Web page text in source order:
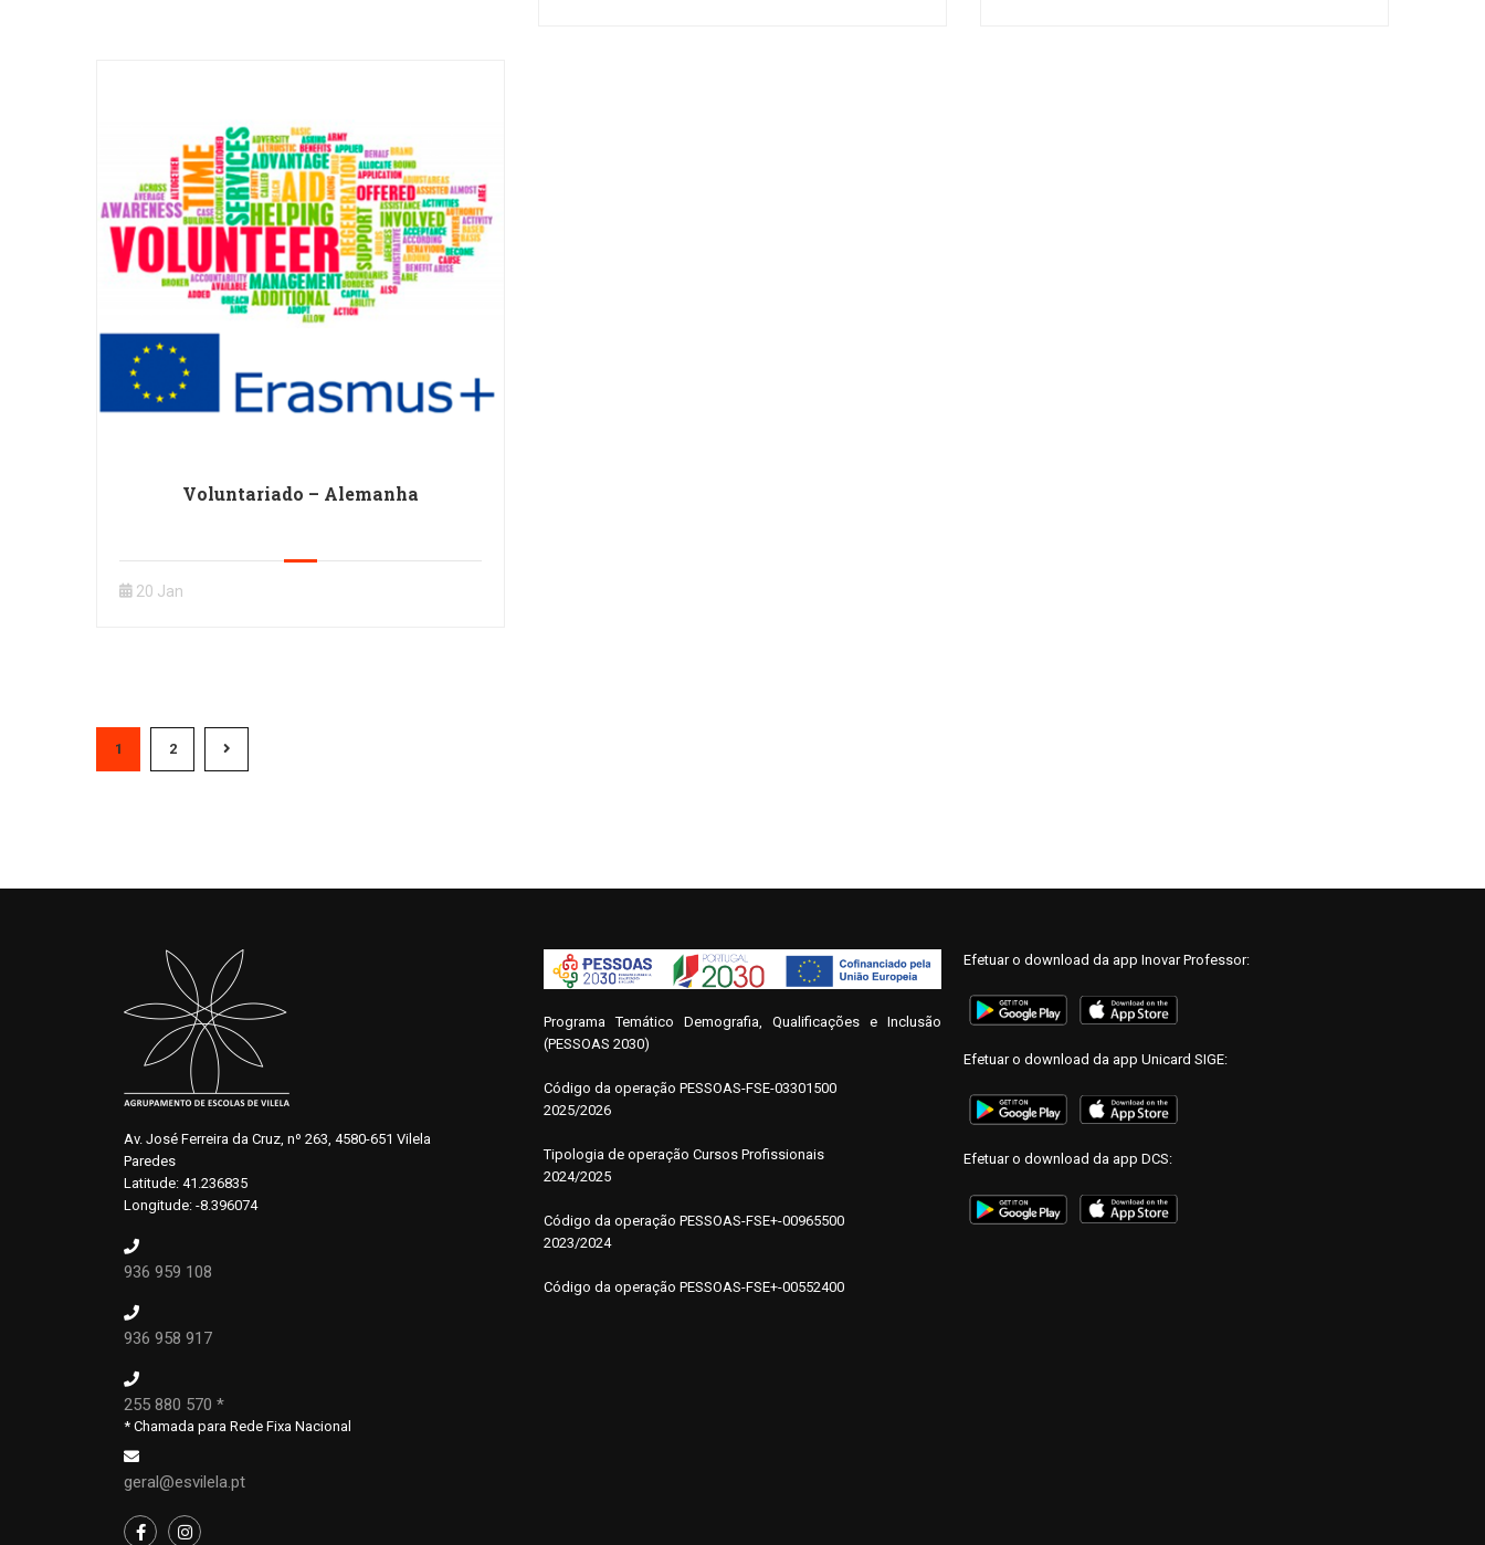
Voluntariado – Alemanha
20 Jan
1 2
Av. José Ferreira da Cruz, nº 263, 4580-651 Vilela
Paredes
Latitude: 41.236835
Longitude: -8.396074
936 959 108
936 958 917
255 880 570 *
* Chamada para Rede Fixa Nacional
geral@esvilela.pt
Programa Temático Demografia, Qualificações e Inclusão
(PESSOAS 2030)
Código da operação PESSOAS-FSE-03301500
2025/2026
Tipologia de operação Cursos Profissionais
2024/2025
Código da operação PESSOAS-FSE+-00965500
2023/2024
Código da operação PESSOAS-FSE+-00552400
Efetuar o download da app Inovar Professor:
Efetuar o download da app Unicard SIGE:
Efetuar o download da app DCS: